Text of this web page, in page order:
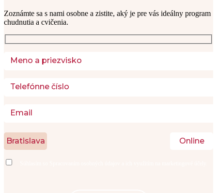
Zoznámte sa s nami osobne a zistite, aký je pre vás ideálny program
chudnutia a cvičenia.
Bratislava Online